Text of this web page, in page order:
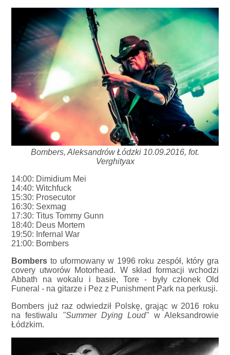
Bombers, Aleksandrów Łódzki 10.09.2016, fot.
Verghityax
14:00: Dimidium Mei
14:40: Witchfuck
15:30: Prosecutor
16:30: Sexmag
17:30: Titus Tommy Gunn
18:40: Deus Mortem
19:50: Infernal War
21:00: Bombers
Bombers to uformowany w 1996 roku zespół, który gra
covery utworów Motorhead. W skład formacji wchodzi
Abbath na wokalu i basie, Tore - były członek Old
Funeral - na gitarze i Pez z Punishment Park na perkusji.
Bombers już raz odwiedził Polskę, grając w 2016 roku
na festiwalu "Summer Dying Loud" w Aleksandrowie
Łódzkim.